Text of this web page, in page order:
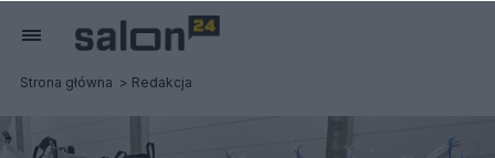
Strona główna Redakcja